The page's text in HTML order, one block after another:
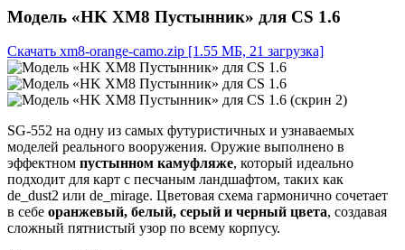
Модель «HK XM8 Пустынник» для CS 1.6
Скачать xm8-orange-camo.zip [1.55 МБ, 21 загрузка]
SG-552 на одну из самых футуристичных и узнаваемых
моделей реального вооружения. Оружие выполнено в
эффектном пустынном камуфляже, который идеально
подходит для карт с песчаным ландшафтом, таких как
de_dust2 или de_mirage. Цветовая схема гармонично сочетает
в себе оранжевый, белый, серый и черный цвета, создавая
сложный пятнистый узор по всему корпусу.